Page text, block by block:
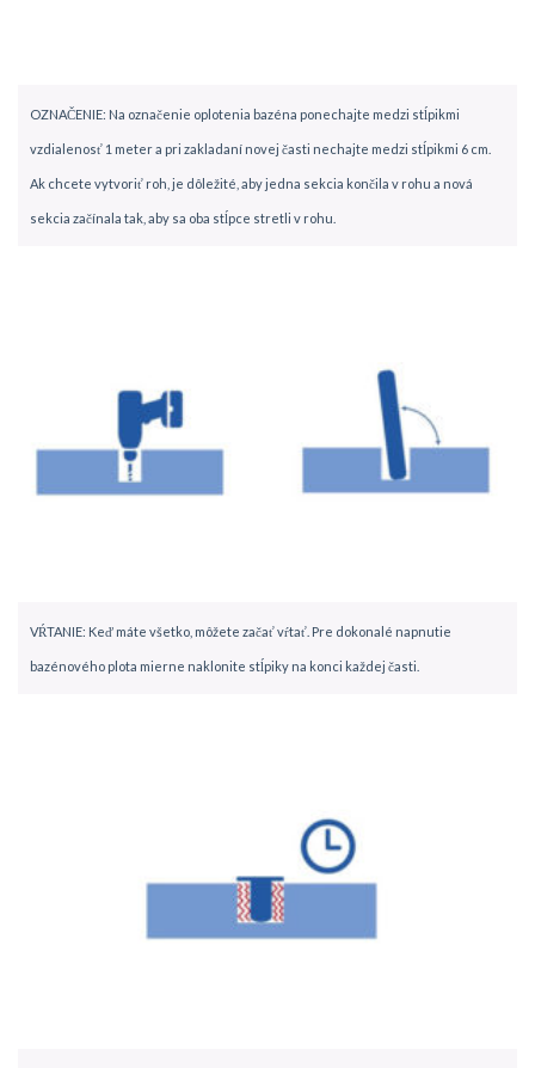
OZNAČENIE: Na označenie oplotenia bazéna ponechajte medzi stĺpikmi
vzdialenosť 1 meter a pri zakladaní novej časti nechajte medzi stĺpikmi 6 cm.
Ak chcete vytvoriť roh, je dôležité, aby jedna sekcia končila v rohu a nová
sekcia začínala tak, aby sa oba stĺpce stretli v rohu.
VŔTANIE: Keď máte všetko, môžete začať vŕtať. Pre dokonalé napnutie
bazénového plota mierne naklonite stĺpiky na konci každej časti.